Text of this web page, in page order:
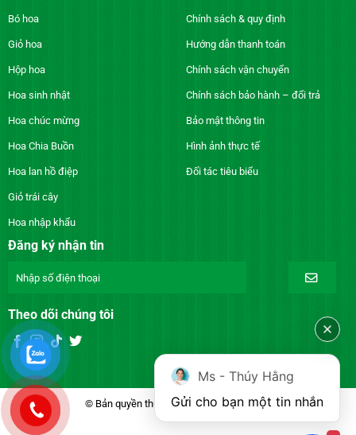
Bó hoa
Giỏ hoa
Hộp hoa
Hoa sinh nhật
Hoa chúc mừng
Hoa Chia Buồn
Hoa lan hồ điệp
Giỏ trái cây
Hoa nhập khẩu
Chính sách & quy định
Hướng dẫn thanh toán
Chính sách vận chuyển
Chính sách bảo hành – đổi trả
Bảo mật thông tin
Hình ảnh thực tế
Đối tác tiêu biểu
Đăng ký nhận tin
Theo dõi chúng tôi
© Bản quyền thuộc về DienhoaXANH.com
Ms - Thúy Hằng
Gửi cho bạn một tin nhắn